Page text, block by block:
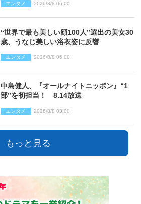
エンタメ 2026/8/8 06:00
“世界で最も美しい顔100人”選出の美女30
歳、うなじ美しい浴衣姿に反響
エンタメ 2026/8/8 06:00
中島健人、『オールナイトニッポン』“1
部”を初担当！ 8.14放送
エンタメ 2026/8/8 03:00
もっと見る